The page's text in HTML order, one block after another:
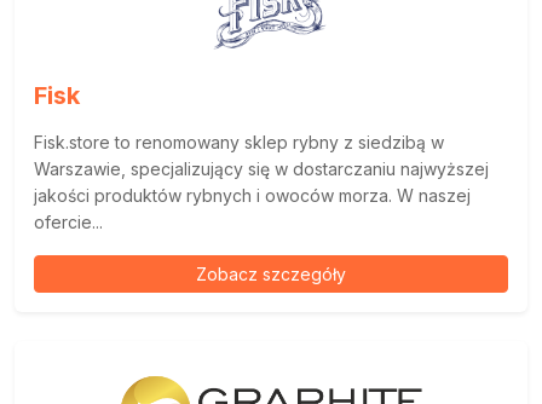
Fisk
Fisk.store to renomowany sklep rybny z siedzibą w
Warszawie, specjalizujący się w dostarczaniu najwyższej
jakości produktów rybnych i owoców morza. W naszej
ofercie...
Zobacz szczegóły